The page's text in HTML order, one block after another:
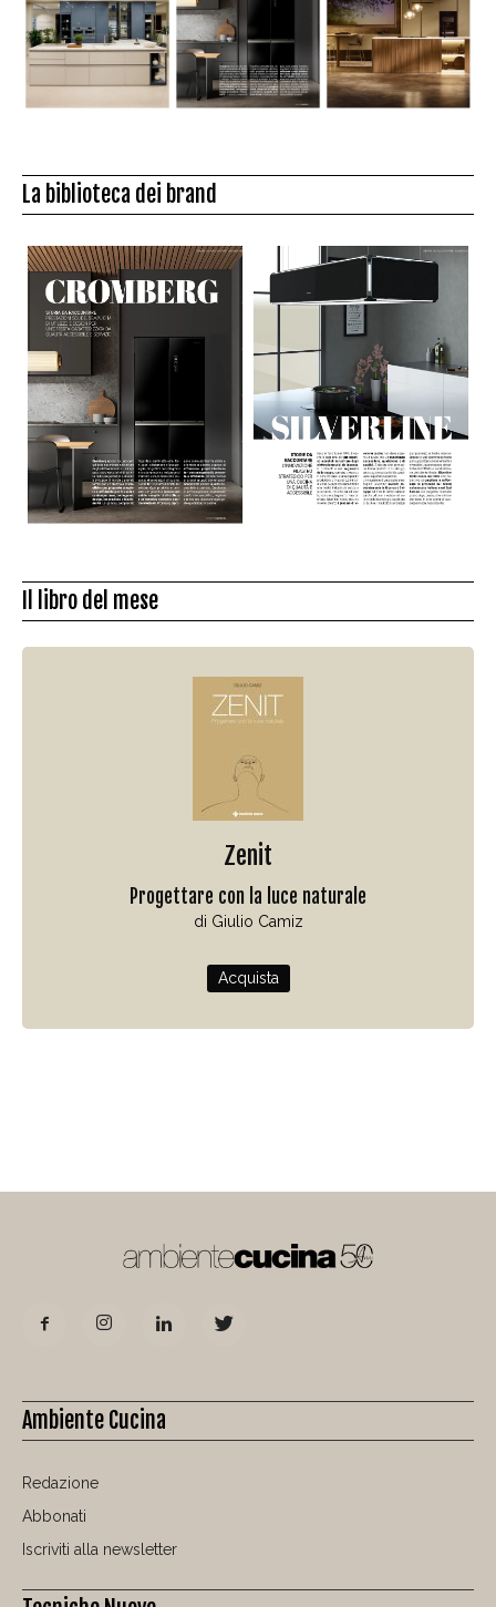
La biblioteca dei brand
Il libro del mese
Zenit
Progettare con la luce naturale
di Giulio Camiz
Acquista
Ambiente Cucina
Redazione
Abbonati
Iscriviti alla newsletter